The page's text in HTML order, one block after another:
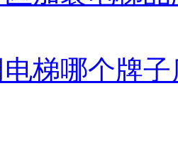
梯哪个牌